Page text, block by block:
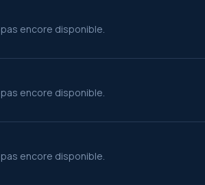
encore disponible.
encore disponible.
encore disponible.